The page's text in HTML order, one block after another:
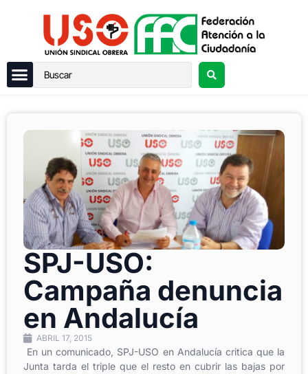
SPJ-USO:
Campaña denuncia
en Andalucía
ABRIL 17, 2015
En un comunicado, SPJ-USO en Andalucía critica que la
Junta tarda el triple que el resto en cubrir las bajas por